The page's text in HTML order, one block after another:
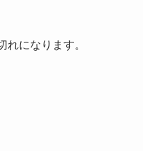
になります。